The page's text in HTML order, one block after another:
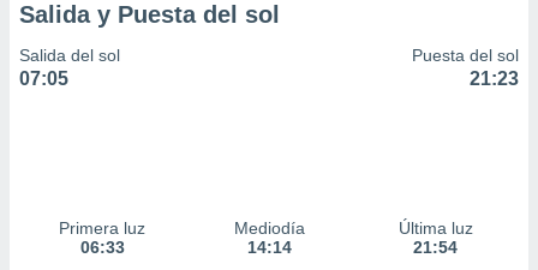
Salida y Puesta del sol
Salida del sol
07:05
Puesta del sol
21:23
Primera luz
06:33
Mediodía
14:14
Última luz
21:54